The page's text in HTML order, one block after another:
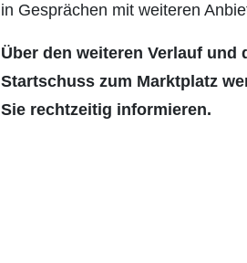
in Gesprächen mit weiteren
Über den weiteren Verlauf und
Startschuss zum Marktplatz
Sie rechtzeitig informieren.